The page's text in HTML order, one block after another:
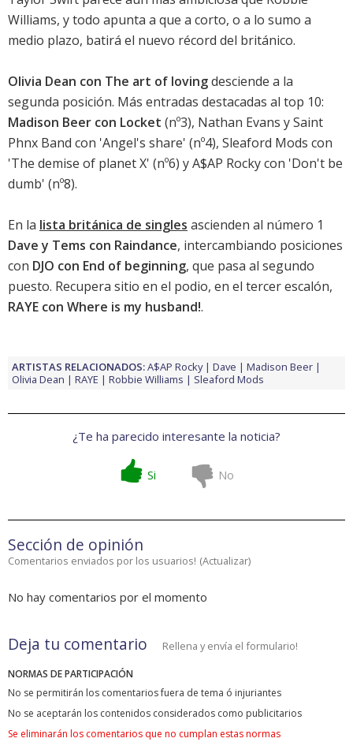
Williams, y todo apunta a que a corto, o a lo sumo a
medio plazo, batirá el nuevo récord del británico.
Olivia Dean con The art of lovingdesciende a la
segunda posición. Más entradas destacadas al top 10:
Madison Beer con Locket (nº3), Nathan Evans y Saint
Phnx Band con 'Angel's share' (nº4), Sleaford Mods con
'The demise of planet X' (nº6) yA$AP Rocky con 'Don't be
dumb' (nº8).
En la lista británica de singles ascienden al número 1
Dave y Tems con Raindance, intercambiando posiciones
con DJO con End of beginning, que pasa al segundo
puesto. Recupera sitio en el podio, en el tercer escalón,
RAYE con Where is my husband!.
ARTISTAS RELACIONADOS:A$AP Rocky Dave
Madison Beer
Olivia Dean
RAYE Robbie Williams Sleaford Mods
¿Te ha parecido interesante la noticia?
Si No
Sección de opinión
Comentarios enviados por los usuarios! (Actualizar)
No hay comentarios por el momento
Deja tu comentario Rellena y envía el formulario!
NORMAS DE PARTICIPACIÓN
No se permitirán los comentarios fuera de tema ó injuriantes
No se aceptarán los contenidos considerados como publicitarios
Se eliminarán los comentarios que no cumplan estas normas